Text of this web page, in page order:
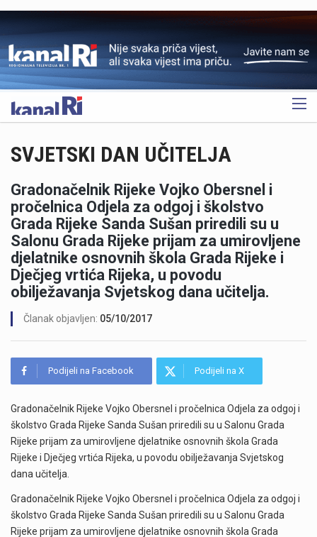
OGLAS
SVJETSKI DAN UČITELJA
Gradonačelnik Rijeke Vojko Obersnel i
pročelnica Odjela za odgoj i školstvo
Grada Rijeke Sanda Sušan priredili su u
Salonu Grada Rijeke prijam za umirovljene
djelatnike osnovnih škola Grada Rijeke i
Dječjeg vrtića Rijeka, u povodu
obilježavanja Svjetskog dana učitelja.
Članak objavljen: 05/10/2017
Podijeli na Facebook Podijeli na X
Gradonačelnik Rijeke Vojko Obersnel i pročelnica Odjela za odgoj i
školstvo Grada Rijeke Sanda Sušan priredili su u Salonu Grada
Rijeke prijam za umirovljene djelatnike osnovnih škola Grada
Rijeke i Dječjeg vrtića Rijeka, u povodu obilježavanja Svjetskog
dana učitelja.
Gradonačelnik Rijeke Vojko Obersnel i pročelnica Odjela za odgoj i
školstvo Grada Rijeke Sanda Sušan priredili su u Salonu Grada
Rijeke prijam za umirovljene djelatnike osnovnih škola Grada